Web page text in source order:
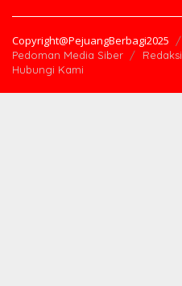
Copyright@PejuangBerbagi2025
Pedoman Media Siber
Redaksi
Hubungi Kami